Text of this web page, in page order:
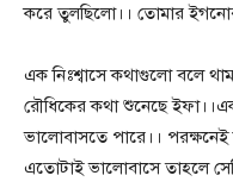
করে তুলছিলো।। তোমার
এক নিঃশ্বাসে কথাগুলো বলে
রৌধিকের কথা শুনেছে
ভালোবাসতে পারে।।
এতোটাই ভালোবাসে তাহলে